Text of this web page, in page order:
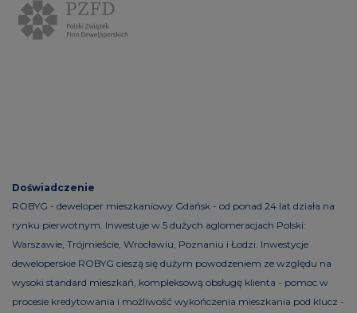
Doświadczenie
ROBYG - deweloper mieszkaniowy Gdańsk - od ponad 24 lat działa na
rynku pierwotnym. Inwestuje w 5 dużych aglomeracjach Polski:
Warszawie, Trójmieście, Wrocławiu, Poznaniu i Łodzi. Inwestycje
deweloperskie ROBYG cieszą się dużym powodzeniem ze względu na
wysoki standard mieszkań, kompleksową obsługę klienta - pomoc w
procesie kredytowania i możliwość wykończenia mieszkania pod klucz -